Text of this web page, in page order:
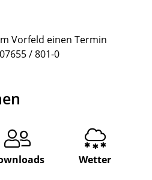
Vorfeld einen Termin
/ 801-0
Wetter